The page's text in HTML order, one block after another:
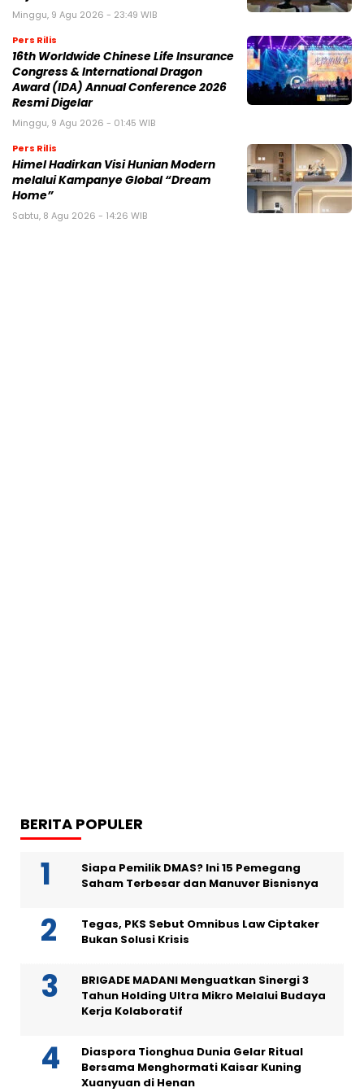
Minggu, 9 Agu 2026 - 23:49 WIB
Pers Rilis
16th Worldwide Chinese Life Insurance
Congress & International Dragon
Award (IDA) Annual Conference 2026
Resmi Digelar
Minggu, 9 Agu 2026 - 01:45 WIB
Pers Rilis
Himel Hadirkan Visi Hunian Modern
melalui Kampanye Global “Dream
Home”
Sabtu, 8 Agu 2026 - 14:26 WIB
BERITA POPULER
Siapa Pemilik DMAS? Ini 15 Pemegang
Saham Terbesar dan Manuver Bisnisnya
Tegas, PKS Sebut Omnibus Law Ciptaker
Bukan Solusi Krisis
BRIGADE MADANI Menguatkan Sinergi 3
Tahun Holding Ultra Mikro Melalui Budaya
Kerja Kolaboratif
Diaspora Tionghua Dunia Gelar Ritual
Bersama Menghormati Kaisar Kuning
Xuanyuan di Henan